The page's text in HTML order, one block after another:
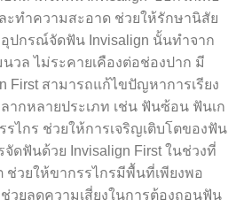
ะทำความสะอาด ช่วยให้รักษานิสัย
ปกรณ์จัดฟัน Invisalign นั้นทำจาก
วล ไม่ระคายเคืองต่อช่องปาก มี
First สามารถแก้ไขปัญหาการเรียง
ากหลายประเภท เช่น ฟันซ้อน ฟันเก
ไกร ช่วยให้การเจริญเติบโตของฟัน
จัดฟันด้วย Invisalign First ในช่วงที่
ช่วยให้ขากรรไกรมีพื้นที่เพียงพอ
ยลดความเสี่ยงในการต้องถอนฟัน